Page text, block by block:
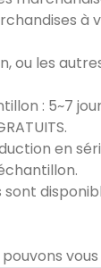
à
ou les
: 5~7
en
sont